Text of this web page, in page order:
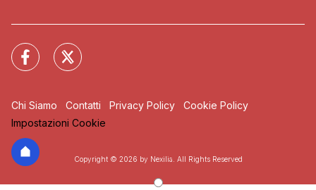
Chi Siamo Contatti Privacy Policy
Cookie Policy
Impostazioni Cookie
Copyright © 2026 by Nexilia. All Rights Reserved